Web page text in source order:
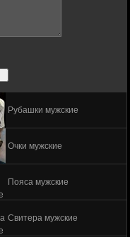
Рубашки мужские
Очки мужские
Пояса мужские
Свитера мужские